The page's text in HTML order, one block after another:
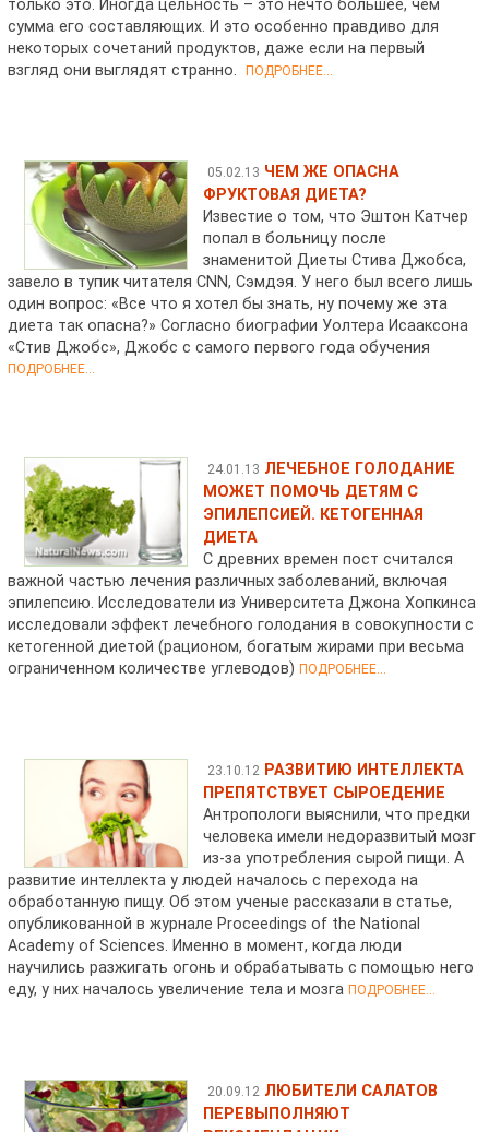
только это. Иногда цельность – это нечто большее, чем
сумма его составляющих. И это особенно правдиво для
некоторых сочетаний продуктов, даже если на первый
взгляд они выглядят странно.ПОДРОБНЕЕ...
05.02.13 ЧЕМ ЖЕ ОПАСНА
ФРУКТОВАЯ ДИЕТА?
Известие о том, что Эштон Катчер
попал в больницу после
знаменитой Диеты Стива Джобса,
завело в тупик читателя CNN, Сэмдэя. У него был всего лишь
один вопрос: «Все что я хотел бы знать, ну почему же эта
диета так опасна?» Согласно биографии Уолтера Исааксона
«Стив Джобс», Джобс с самого первого года обучения
ПОДРОБНЕЕ...
24.01.13 ЛЕЧЕБНОЕ ГОЛОДАНИЕ
МОЖЕТ ПОМОЧЬ ДЕТЯМ С
ЭПИЛЕПСИЕЙ. КЕТОГЕННАЯ
ДИЕТА
С древних времен пост считался
важной частью лечения различных заболеваний, включая
эпилепсию. Исследователи из Университета Джона Хопкинса
исследовали эффект лечебного голодания в совокупности с
кетогенной диетой (рационом, богатым жирами при весьма
ограниченном количестве углеводов)ПОДРОБНЕЕ...
23.10.12 РАЗВИТИЮ ИНТЕЛЛЕКТА
ПРЕПЯТСТВУЕТ СЫРОЕДЕНИЕ
Антропологи выяснили, что предки
человека имели недоразвитый мозг
из-за употребления сырой пищи. А
развитие интеллекта у людей началось с перехода на
обработанную пищу. Об этом ученые рассказали в статье,
опубликованной в журнале Proceedings of the National
Academy of Sciences. Именно в момент, когда люди
научились разжигать огонь и обрабатывать с помощью него
еду, у них началось увеличение тела и мозгаПОДРОБНЕЕ...
20.09.12 ЛЮБИТЕЛИ САЛАТОВ
ПЕРЕВЫПОЛНЯЮТ